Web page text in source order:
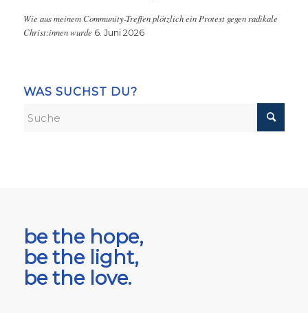
Wie aus meinem Community-Treffen plötzlich ein Protest gegen radikale
Christ:innen wurde 6. Juni 2026
WAS SUCHST DU?
be the hope,
be the light,
be the love.